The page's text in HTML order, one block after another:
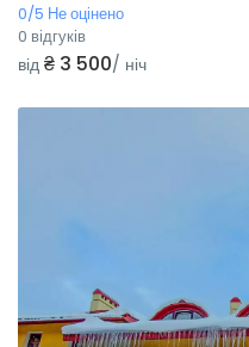
0/5 Не оцінено
0 відгуків
від ₴ 3 500/ ніч